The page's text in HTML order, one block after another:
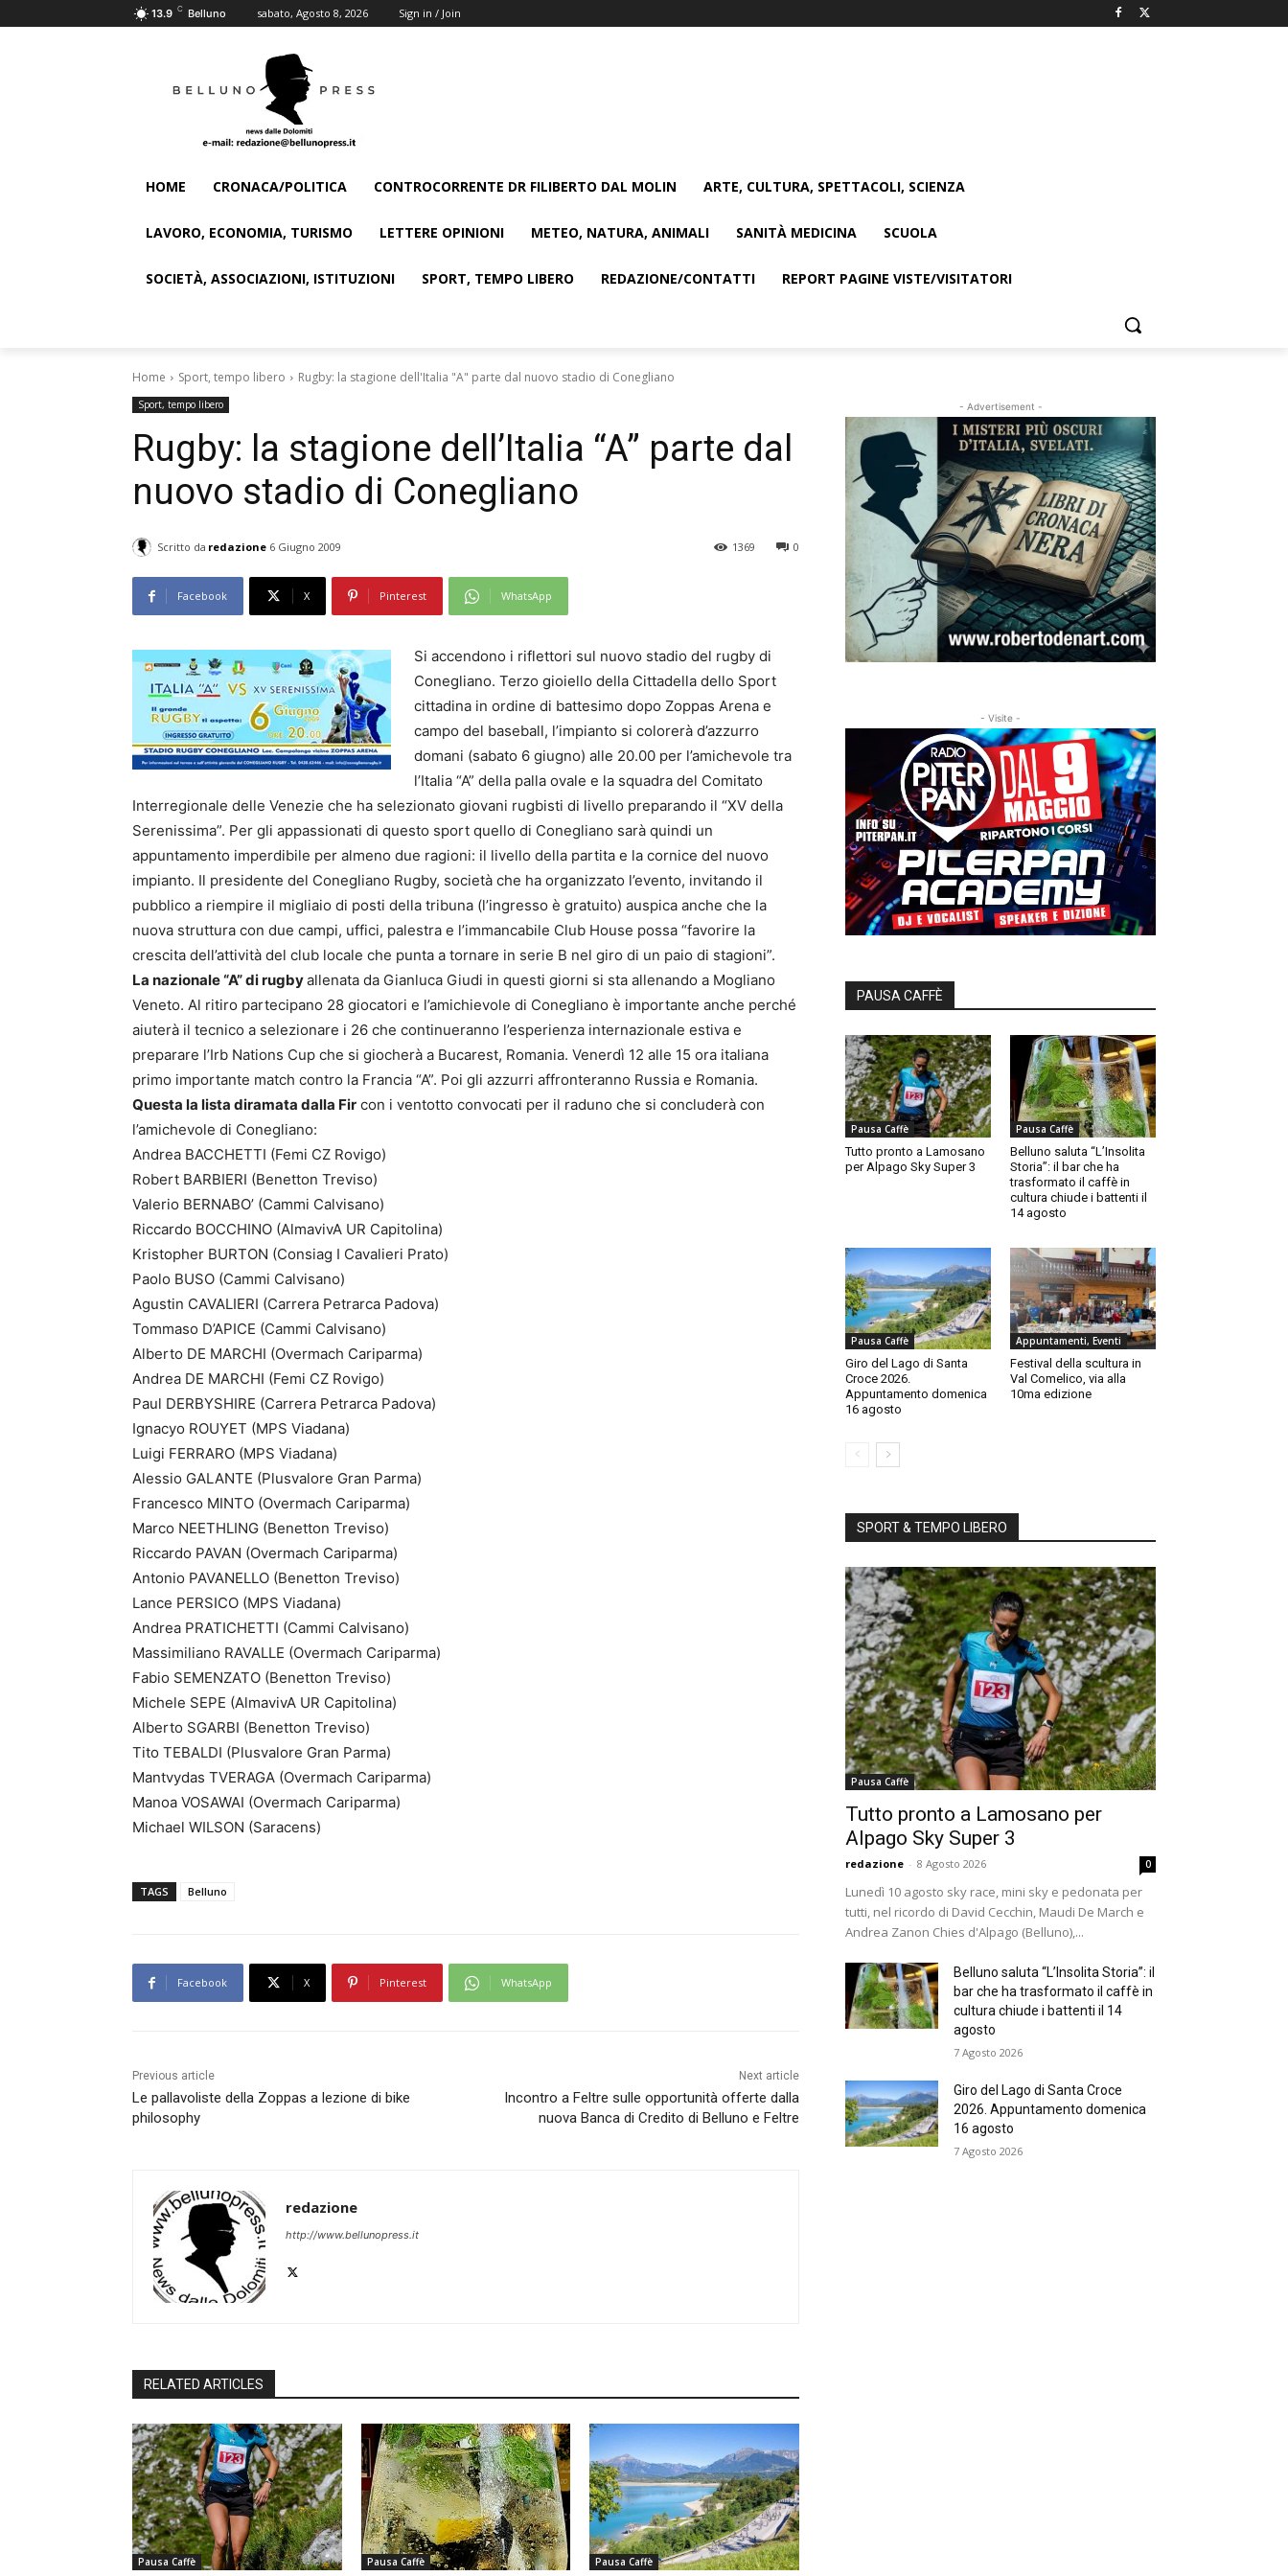
13.9 C Belluno sabato, Agosto 8, 2026 Sign in / Join
HOME CRONACA/POLITICA CONTROCORRENTE DR FILIBERTO DAL MOLIN ARTE, CULTURA, SPETTACOLI, SCIENZA
LAVORO, ECONOMIA, TURISMO LETTERE OPINIONI METEO, NATURA, ANIMALI SANITÀ MEDICINA SCUOLA
SOCIETÀ, ASSOCIAZIONI, ISTITUZIONI SPORT, TEMPO LIBERO REDAZIONE/CONTATTI REPORT PAGINE VISTE/VISITATORI
Home Sport, tempo libero Rugby: la stagione dell'Italia "A" parte dal nuovo stadio di Conegliano
Sport, tempo libero
Rugby: la stagione dell’Italia “A” parte dal
nuovo stadio di Conegliano
Scritto da redazione 6 Giugno 2009 0
1369
Facebook X Pinterest WhatsApp
Si accendono i riflettori sul nuovo stadio del rugby di
Conegliano. Terzo gioiello della Cittadella dello Sport
cittadina in ordine di battesimo dopo Zoppas Arena e
campo del baseball, l’impianto si colorerà d’azzurro
domani (sabato 6 giugno) alle 20.00 per l’amichevole tra
l’Italia “A” della palla ovale e la squadra del Comitato
Interregionale delle Venezie che ha selezionato giovani rugbisti di livello preparando il “XV della
Serenissima”. Per gli appassionati di questo sport quello di Conegliano sarà quindi un
appuntamento imperdibile per almeno due ragioni: il livello della partita e la cornice del nuovo
impianto. Il presidente del Conegliano Rugby, società che ha organizzato l’evento, invitando il
pubblico a riempire il migliaio di posti della tribuna (l’ingresso è gratuito) auspica anche che la
nuova struttura con due campi, uffici, palestra e l’immancabile Club House possa “favorire la
crescita dell’attività del club locale che punta a tornare in serie B nel giro di un paio di stagioni”.
La nazionale “A” di rugbyallenata da Gianluca Giudi in questi giorni si sta allenando a Mogliano
Veneto. Al ritiro partecipano 28 giocatori e l’amichievole di Conegliano è importante anche perché
aiuterà il tecnico a selezionare i 26 che continueranno l’esperienza internazionale estiva e
preparare l’Irb Nations Cup che si giocherà a Bucarest, Romania. Venerdì 12 alle 15 ora italiana
primo importante match contro la Francia “A”. Poi gli azzurri affronteranno Russia e Romania.
Questa la lista diramata dalla Fir con i ventotto convocati per il raduno che si concluderà con
l’amichevole di Conegliano:
Andrea BACCHETTI (Femi CZ Rovigo)
Robert BARBIERI (Benetton Treviso)
Valerio BERNABO’ (Cammi Calvisano)
Riccardo BOCCHINO (AlmavivA UR Capitolina)
Kristopher BURTON (Consiag I Cavalieri Prato)
Paolo BUSO (Cammi Calvisano)
Agustin CAVALIERI (Carrera Petrarca Padova)
Tommaso D’APICE (Cammi Calvisano)
Alberto DE MARCHI (Overmach Cariparma)
Andrea DE MARCHI (Femi CZ Rovigo)
Paul DERBYSHIRE (Carrera Petrarca Padova)
Ignacyo ROUYET (MPS Viadana)
Luigi FERRARO (MPS Viadana)
Alessio GALANTE (Plusvalore Gran Parma)
Francesco MINTO (Overmach Cariparma)
Marco NEETHLING (Benetton Treviso)
Riccardo PAVAN (Overmach Cariparma)
Antonio PAVANELLO (Benetton Treviso)
Lance PERSICO (MPS Viadana)
Andrea PRATICHETTI (Cammi Calvisano)
Massimiliano RAVALLE (Overmach Cariparma)
Fabio SEMENZATO (Benetton Treviso)
Michele SEPE (AlmavivA UR Capitolina)
Alberto SGARBI (Benetton Treviso)
Tito TEBALDI (Plusvalore Gran Parma)
Mantvydas TVERAGA (Overmach Cariparma)
Manoa VOSAWAI (Overmach Cariparma)
Michael WILSON (Saracens)
TAGS Belluno
Facebook X Pinterest WhatsApp
Previous article
Le pallavoliste della Zoppas a lezione di bike
philosophy
Next article
Incontro a Feltre sulle opportunità offerte dalla
nuova Banca di Credito di Belluno e Feltre
redazione
http://www.bellunopress.it
RELATED ARTICLES
Pausa Caffè Pausa Caffè Pausa Caffè
- Advertisement -
- Visite -
PAUSA CAFFÈ
Pausa Caffè
Tutto pronto a Lamosano
per Alpago Sky Super 3
Pausa Caffè
Belluno saluta “L’Insolita
Storia”: il bar che ha
trasformato il caffè in
cultura chiude i battenti il
14 agosto
Pausa Caffè
Giro del Lago di Santa
Croce 2026.
Appuntamento domenica
16 agosto
Appuntamenti, Eventi
Festival della scultura in
Val Comelico, via alla
10ma edizione
SPORT & TEMPO LIBERO
Pausa Caffè
Tutto pronto a Lamosano per
Alpago Sky Super 3
redazione - 8 Agosto 2026 0
Lunedì 10 agosto sky race, mini sky e pedonata per
tutti, nel ricordo di David Cecchin, Maudi De March e
Andrea Zanon Chies d'Alpago (Belluno),...
Belluno saluta “L’Insolita Storia”: il
bar che ha trasformato il caffè in
cultura chiude i battenti il 14
agosto
7 Agosto 2026
Giro del Lago di Santa Croce
2026. Appuntamento domenica
16 agosto
7 Agosto 2026